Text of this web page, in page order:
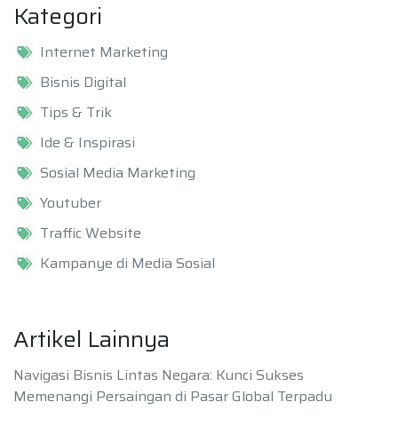
Kategori
Internet Marketing
Bisnis Digital
Tips & Trik
Ide & Inspirasi
Sosial Media Marketing
Youtuber
Traffic Website
Kampanye di Media Sosial
Artikel Lainnya
Navigasi Bisnis Lintas Negara: Kunci Sukses
Memenangi Persaingan di Pasar Global Terpadu